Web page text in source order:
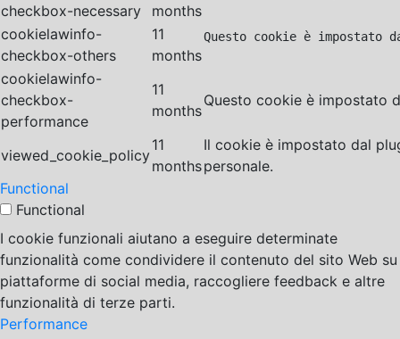
checkbox-necessary
months
cookielawinfo-
checkbox-others
11
months
Questo cookie è
cookielawinfo-
checkbox-
performance
11
months
Questo cookie è impostato
viewed_cookie_policy
11
months
Il cookie è impostato dal
personale.
Functional
Functional
I cookie funzionali aiutano a eseguire determinate
funzionalità come condividere il contenuto del sito Web su
piattaforme di social media, raccogliere feedback e altre
funzionalità di terze parti.
Performance